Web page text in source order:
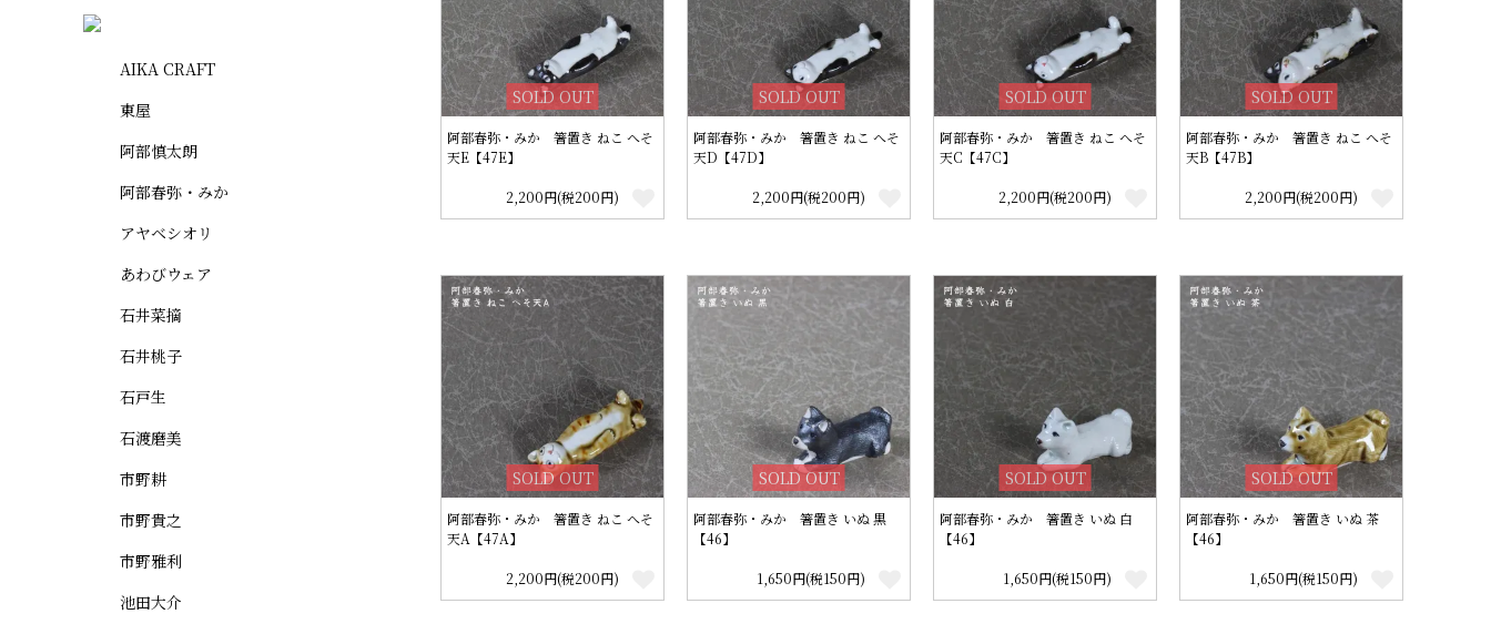
SOLD OUT
阿部春弥・みか 箸置き ねこ へそ
天E【47E】
2,200円(税200円)
SOLD OUT
阿部春弥・みか 箸置き ねこ へそ
天D【47D】
2,200円(税200円)
SOLD OUT
阿部春弥・みか 箸置き ねこ へそ
天C【47C】
2,200円(税200円)
SOLD OUT
阿部春弥・みか 箸置き ねこ へそ
天B【47B】
2,200円(税200円)
SOLD OUT
阿部春弥・みか 箸置き ねこ へそ
天A【47A】
2,200円(税200円)
SOLD OUT
阿部春弥・みか 箸置き いぬ 黒
【46】
1,650円(税150円)
SOLD OUT
阿部春弥・みか 箸置き いぬ 白
【46】
1,650円(税150円)
SOLD OUT
阿部春弥・みか 箸置き いぬ 茶
【46】
1,650円(税150円)
AIKA CRAFT
東屋
阿部慎太朗
阿部春弥・みか
アヤベシオリ
あわびウェア
石井菜摘
石井桃子
石戸生
石渡磨美
市野耕
市野貴之
市野雅利
池田大介